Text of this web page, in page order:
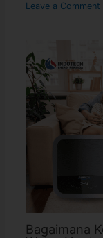
Leave a Comment
Bagaimana